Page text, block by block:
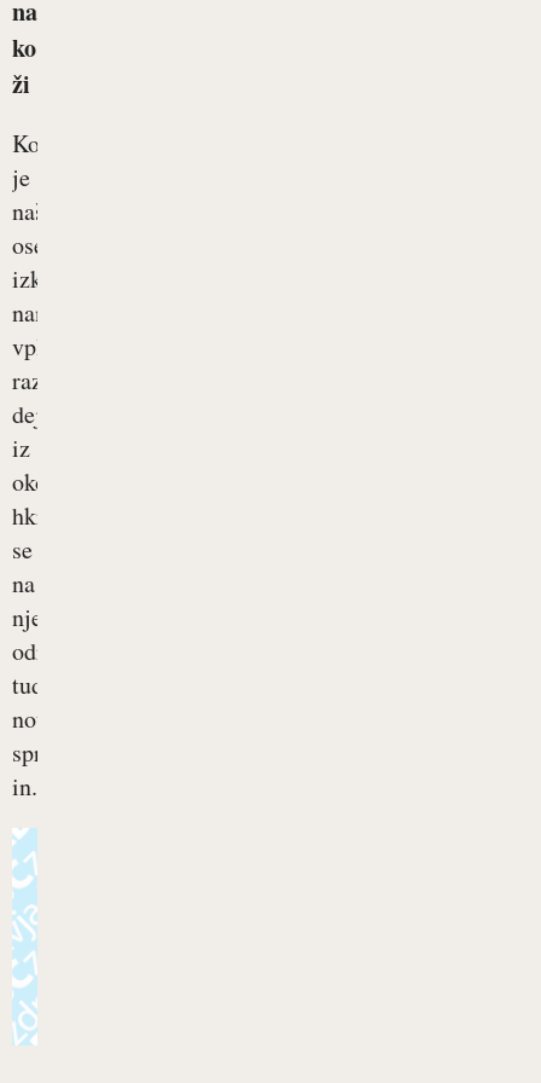
na
ko
ži
Koža
je
naša
osebna
izkaznica,
nanjo
vplivajo
različni
dejavniki
iz
okolja,
hkrati
se
na
njej
odražajo
tudi
notranje
spremembe
in...